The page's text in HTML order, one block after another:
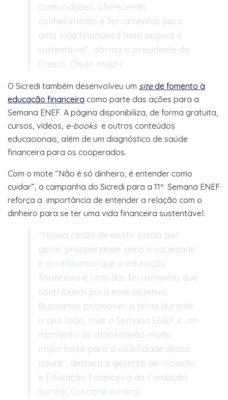
comunidades, oferecendo
conhecimento e ferramentas para
uma vida financeira mais segura e
sustentável”, afirma o presidente da
Cresol, Cledir Magri.
O Sicredi também desenvolveu um sitede fomento à
educação financeira como parte das ações para a
Semana ENEF. A página disponibiliza, de forma gratuita,
cursos, vídeos, e-bookse outros conteúdos
educacionais, além de um diagnóstico de saúde
financeira para os cooperados.
Com o mote “Não é só dinheiro, é entender como
cuidar”, a campanha do Sicredi para a 11º Semana ENEF
reforça a importância de entender a relação com o
dinheiro para se ter uma vida financeira sustentável.
“Nossa razão de existir passa por
gerar prosperidade para a sociedade
e acreditamos que a educação
financeira é uma das ferramentas que
contribuem para esse objetivo.
Buscamos promover o tema durante
o ano todo, mas a Semana ENEF é um
momento de mobilização muito
importante para a visibilidade dessa
pauta”, destaca a gerente de Inclusão
e Educação Financeira da Fundação
Sicredi, Cristiane Amaral.